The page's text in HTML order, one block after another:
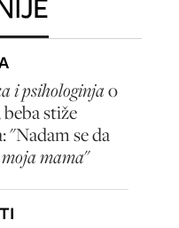
i psihologinjao
stiže
"Nadam se da
mama"